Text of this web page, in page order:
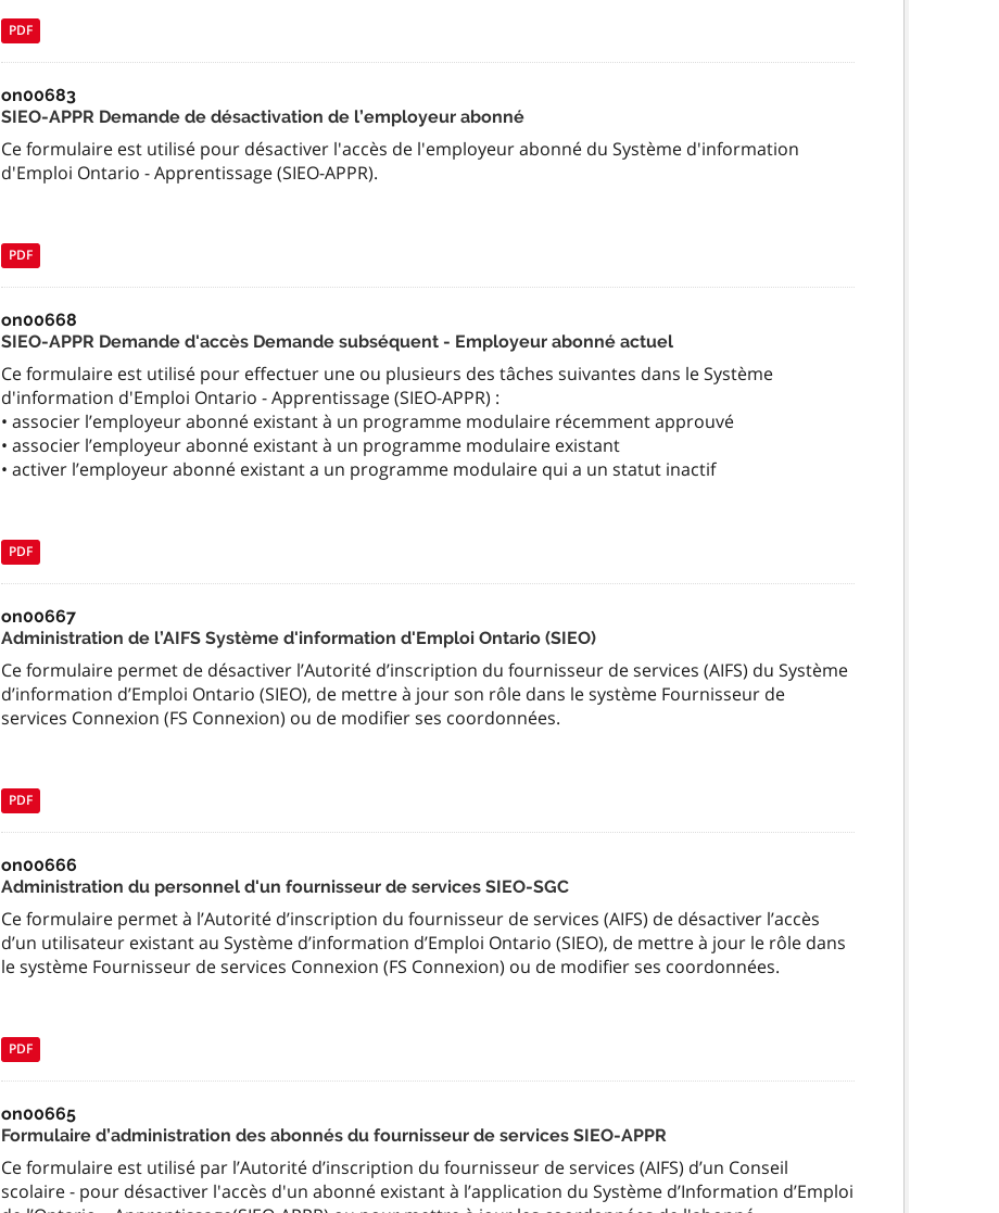
PDF
on00683
SIEO-APPR Demande de désactivation de l’employeur abonné
Ce formulaire est utilisé pour désactiver l'accès de l'employeur abonné du Système d'information
d'Emploi Ontario - Apprentissage (SIEO-APPR).
PDF
on00668
SIEO-APPR Demande d'accès Demande subséquent - Employeur abonné actuel
Ce formulaire est utilisé pour effectuer une ou plusieurs des tâches suivantes dans le Système
d'information d'Emploi Ontario - Apprentissage (SIEO-APPR) :
• associer l’employeur abonné existant à un programme modulaire récemment approuvé
• associer l’employeur abonné existant à un programme modulaire existant
• activer l’employeur abonné existant a un programme modulaire qui a un statut inactif
PDF
on00667
Administration de l’AIFS Système d'information d'Emploi Ontario (SIEO)
Ce formulaire permet de désactiver l’Autorité d’inscription du fournisseur de services (AIFS) du Système
d’information d’Emploi Ontario (SIEO), de mettre à jour son rôle dans le système Fournisseur de
services Connexion (FS Connexion) ou de modifier ses coordonnées.
PDF
on00666
Administration du personnel d'un fournisseur de services SIEO-SGC
Ce formulaire permet à l’Autorité d’inscription du fournisseur de services (AIFS) de désactiver l’accès
d’un utilisateur existant au Système d’information d’Emploi Ontario (SIEO), de mettre à jour le rôle dans
le système Fournisseur de services Connexion (FS Connexion) ou de modifier ses coordonnées.
PDF
on00665
Formulaire d’administration des abonnés du fournisseur de services SIEO-APPR
Ce formulaire est utilisé par l’Autorité d’inscription du fournisseur de services (AIFS) d’un Conseil
scolaire - pour désactiver l'accès d'un abonné existant à l’application du Système d’Information d’Emploi